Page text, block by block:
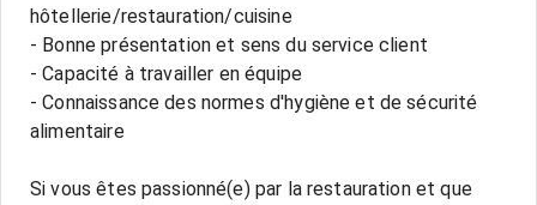
hôtellerie/restauration/cuisine
- Bonne présentation et sens du service client
- Capacité à travailler en équipe
- Connaissance des normes d'hygiène et de sécurité
alimentaire
Si vous êtes passionné(e) par la restauration et que